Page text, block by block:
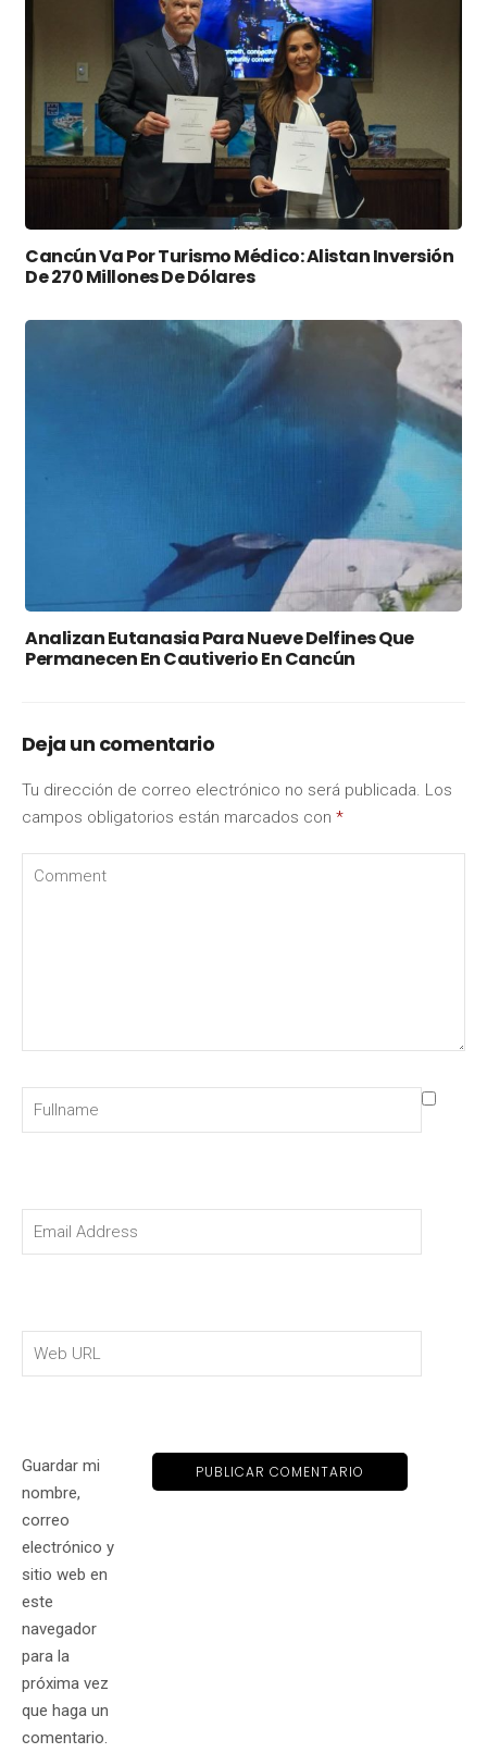
Cancún Va Por Turismo Médico: Alistan Inversión
De 270 Millones De Dólares
Analizan Eutanasia Para Nueve Delfines Que
Permanecen En Cautiverio En Cancún
Deja un comentario
Tu dirección de correo electrónico no será publicada. Los
campos obligatorios están marcados con *
Guardar mi
nombre,
correo
electrónico y
sitio web en
este
navegador
para la
próxima vez
que haga un
comentario.